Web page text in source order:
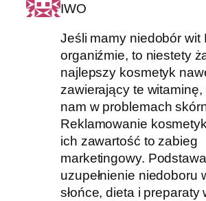
IWO
Jeśli mamy niedobór wit
organiźmie, to niestety
najlepszy kosmetyk
zawierający te
nam w problemach
Reklamowanie
ich zawartość to zabieg
marketingowy.
uzupełnienie niedoboru
słońce, dieta i preparaty